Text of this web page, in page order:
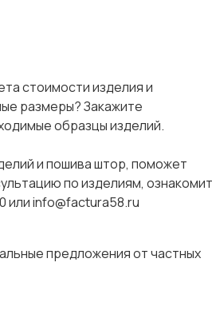
стоимости изделия и
размеры? Закажите
образцы изделий.
и пошива штор, поможет
по изделиям, ознакомит
или info@factura58.ru
предложения от частных